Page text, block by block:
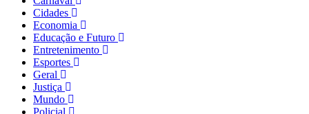
Cidades
Economia
Educação e Futuro
Entretenimento
Esportes
Geral
Justiça
Mundo